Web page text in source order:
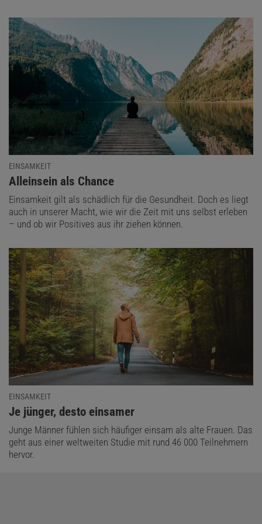
EINSAMKEIT
:
Alleinsein als Chance
Einsamkeit gilt als schädlich für die Gesundheit. Doch es liegt
auch in unserer Macht, wie wir die Zeit mit uns selbst erleben
– und ob wir Positives aus ihr ziehen können.
EINSAMKEIT
:
Je jünger, desto einsamer
Junge Männer fühlen sich häufiger einsam als alte Frauen. Das
geht aus einer weltweiten Studie mit rund 46 000 Teilnehmern
hervor.